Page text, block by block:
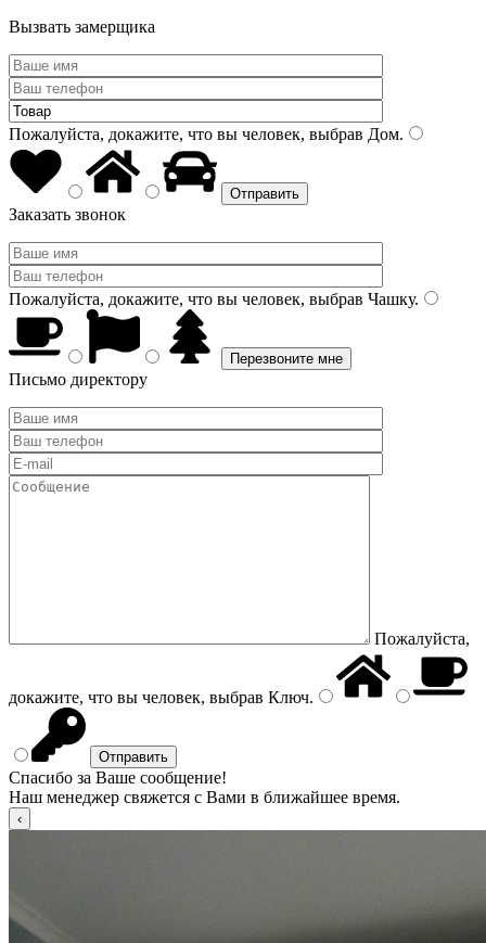
Вызвать замерщика
Пожалуйста, докажите, что вы человек, выбрав Дом.
Заказать звонок
Пожалуйста, докажите, что вы человек, выбрав Чашку.
Письмо директору
Пожалуйста,
докажите, что вы человек, выбрав Ключ.
Спасибо за Ваше сообщение!
Наш менеджер свяжется с Вами в ближайшее время.